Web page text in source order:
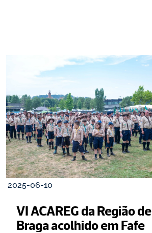
2025-06-10
VI ACAREG da Região de
Braga acolhido em Fafe